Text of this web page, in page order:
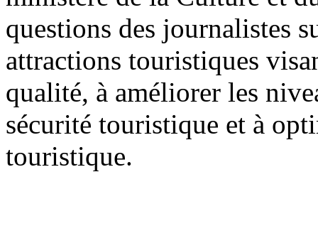
questions des journalistes
attractions touristiques
qualité, à améliorer les
sécurité touristique et à
touristique.